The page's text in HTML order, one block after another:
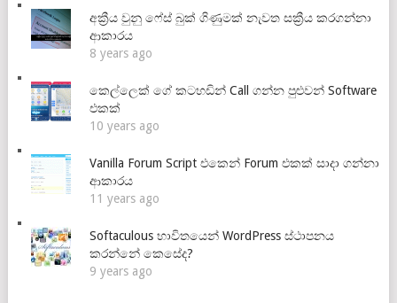
අක්‍රීය වුනු ෆේස් බුක් ගිණුමක් නැවත සක්‍රීය කරගන්නා
ආකාරය
8 years ago
කෙල්ලෙක් ගේ කටහඩින් Call ගන්න පුළුවන් Software
එකක්
10 years ago
Vanilla Forum Script එකෙන් Forum එකක් සාදා ගන්නා
ආකාරය
11 years ago
Softaculous භාවිතයෙන් WordPress ස්ථාපනය
කරන්නේ කෙසේද?
9 years ago